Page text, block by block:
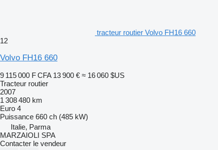
tracteur routier Volvo FH16 660
12
Volvo FH16 660
9 115 000 F CFA 13 900 € ≈ 16 060 $US
Tracteur routier
2007
1 308 480 km
Euro 4
Puissance 660 ch (485 kW)
Italie, Parma
MARZAIOLI SPA
Contacter le vendeur